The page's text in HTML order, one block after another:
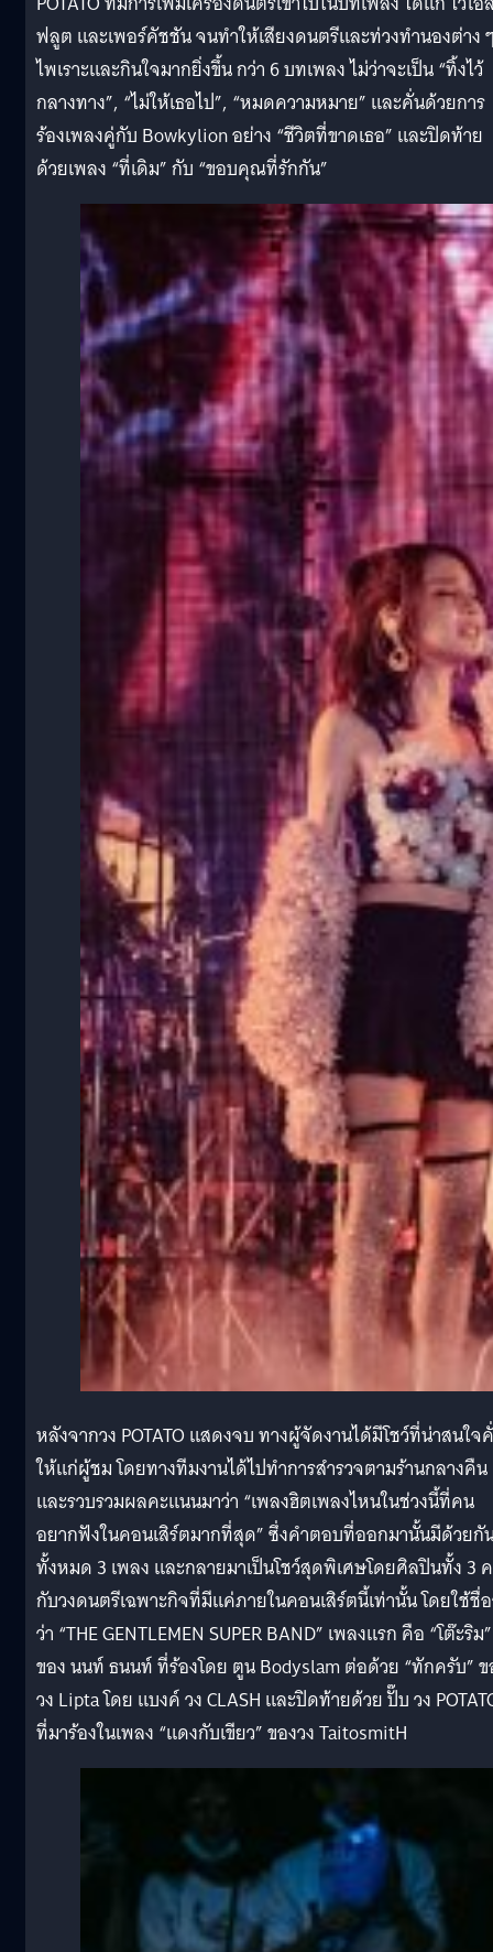
ฟลูต และเพอร์คัชชัน จนทำให้เสียงดนตรีและท่วงทำนองต่าง
ไพเราะและกินใจมากยิ่งขึ้น กว่า 6 บทเพลง ไม่ว่าจะเป็น “ทิ้งไว้
กลางทาง”, “ไม่ให้เธอไป”, “หมดความหมาย” และคั่นด้วยการ
ร้องเพลงคู่กับ Bowkylion อย่าง “ชีวิตที่ขาดเธอ” และปิดท้าย
ด้วยเพลง “ที่เดิม” กับ “ขอบคุณที่รักกัน”
หลังจากวง POTATO แสดงจบ ทางผู้จัดงานได้มีโชว์ที่น่าสนใจ
ให้แก่ผู้ชม โดยทางทีมงานได้ไปทำการสำรวจตามร้านกลางคืน
และรวบรวมผลคะแนนมาว่า “เพลงฮิตเพลงไหนในช่วงนี้ที่คน
อยากฟังในคอนเสิร์ตมากที่สุด” ซึ่งคำตอบที่ออกมานั้นมีด้วยกั
ทั้งหมด 3 เพลง และกลายมาเป็นโชว์สุดพิเศษโดยศิลปินทั้ง 3
กับวงดนตรีเฉพาะกิจที่มีแค่ภายในคอนเสิร์ตนี้เท่านั้น โดยใช้ชื่
ว่า “THE GENTLEMEN SUPER BAND” เพลงแรก คือ “โต๊ะริม”
ของ นนท์ ธนนท์ ที่ร้องโดย ตูน Bodyslam ต่อด้วย “ทักครับ”
วง Lipta โดย แบงค์ วง CLASH และปิดท้ายด้วย ปั๊บ วง
ที่มาร้องในเพลง “แดงกับเขียว” ของวง TaitosmitH